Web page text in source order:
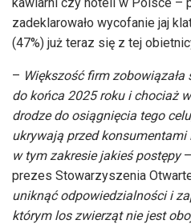
zadeklarowało wycofanie jaj
(47%) już teraz się z tej
– Większość firm
do końca 2025 roku i chociaż
drodze do osiągnięcia tego
ukrywają przed
w tym zakresie jakieś postępy–
prezes Stowarzyszenia
uniknąć odpowiedzialności i
którym los zwierząt nie jest